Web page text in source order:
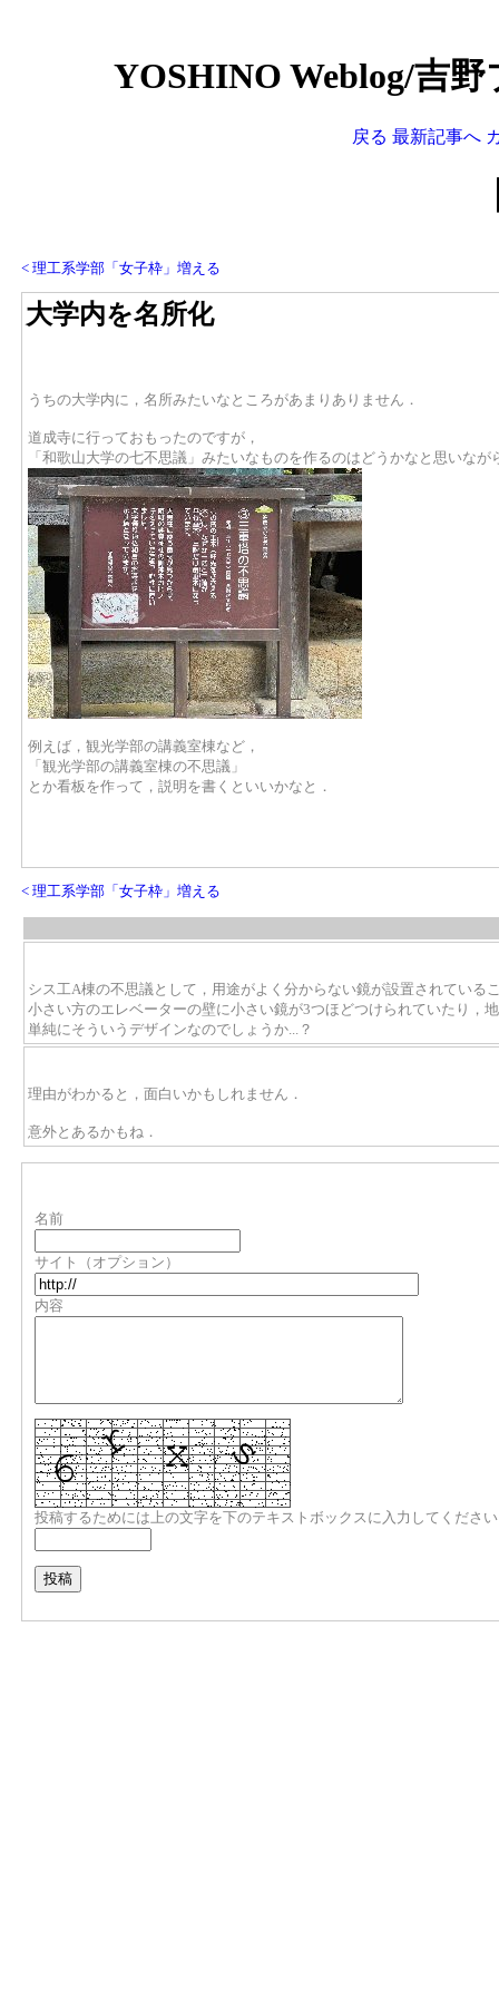
YOSHINO Weblog/吉
戻る 最新記事へ
< 理工系学部「女子枠」増える
大学内を名所化
うちの大学内に，名所みたいなところがあまりありません．
道成寺に行っておもったのですが，
「和歌山大学の七不思議」みたいなものを作るのはどうかなと思いなが
例えば，観光学部の講義室棟など，
「観光学部の講義室棟の不思議」
とか看板を作って，説明を書くといいかなと．
< 理工系学部「女子枠」増える
シス工A棟の不思議として，用途がよく分からない鏡が設置されている
小さい方のエレベーターの壁に小さい鏡が3つほどつけられていたり，
単純にそういうデザインなのでしょうか...？
理由がわかると，面白いかもしれません．
意外とあるかもね．
名前
サイト（オプション）
内容
投稿するためには上の文字を下のテキストボックスに入力してくださ